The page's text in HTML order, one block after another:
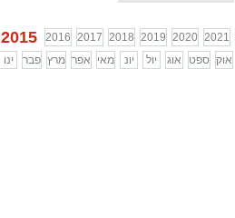
2015 2016 2017 2018 2019 2020 2021
ינו
פבר מרץ אפר מאי יונ יול אוג ספט אוק